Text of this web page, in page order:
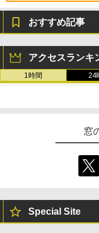
おすすめ記事
アクセスランキ
1時間 24
窓
Special Site